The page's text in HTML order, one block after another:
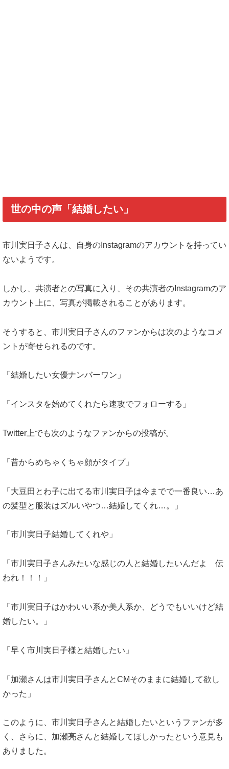
世の中の声「結婚したい」
市川実日子さんは、自身のInstagramのアカウントを持ってい
ないようです。
しかし、共演者との写真に入り、その共演者のInstagramのア
カウント上に、写真が掲載されることがあります。
そうすると、市川実日子さんのファンからは次のようなコメ
ントが寄せられるのです。
「結婚したい女優ナンバーワン」
「インスタを始めてくれたら速攻でフォローする」
Twitter上でも次のようなファンからの投稿が。
「昔からめちゃくちゃ顔がタイプ」
「大豆田とわ子に出てる市川実日子は今までで一番良い…あ
の髪型と服装はズルいやつ…結婚してくれ…。」
「市川実日子結婚してくれや」
「市川実日子さんみたいな感じの人と結婚したいんだよ 伝
われ！！！」
「市川実日子はかわいい系か美人系か、どうでもいいけど結
婚したい。」
「早く市川実日子様と結婚したい」
「加瀬さんは市川実日子さんとCMそのままに結婚して欲し
かった」
このように、市川実日子さんと結婚したいというファンが多
く、さらに、加瀬亮さんと結婚してほしかったという意見も
ありました。